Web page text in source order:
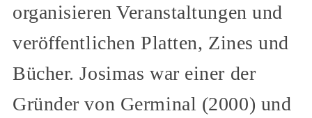
organisieren Veranstaltungen und
veröffentlichen Platten, Zines und
Bücher. Josimas war einer der
Gründer von Germinal (2000) und